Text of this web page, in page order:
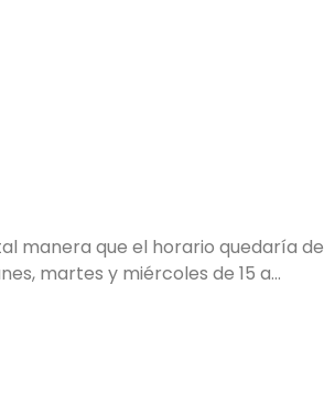
manera que el horario quedaría de
martes y miércoles de 15 a...